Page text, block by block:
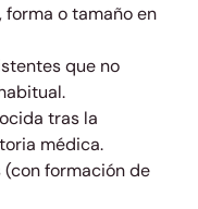
o tamaño en
que no
tras la
médica.
formación de